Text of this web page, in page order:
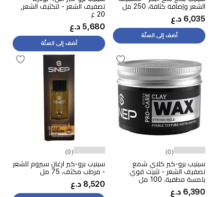
الشعر وإضافة كثافة، 250 مل
6,035 د.ع
أضف إلى السلّة
تصفيف الشعر - لتكثيف الشعر,
20 غ
5,680 د.ع
أضف إلى السلّة
(0)
سينيب برو-كير كلاي شمع
تصفيف الشعر - تثبيت قوي
بلمسة مطفية، 100 مل
6,390 د.ع
(0)
سينيب برو-كير ارغان سيروم للشعر
- مرطب مكثف، 75 مل
8,520 د.ع